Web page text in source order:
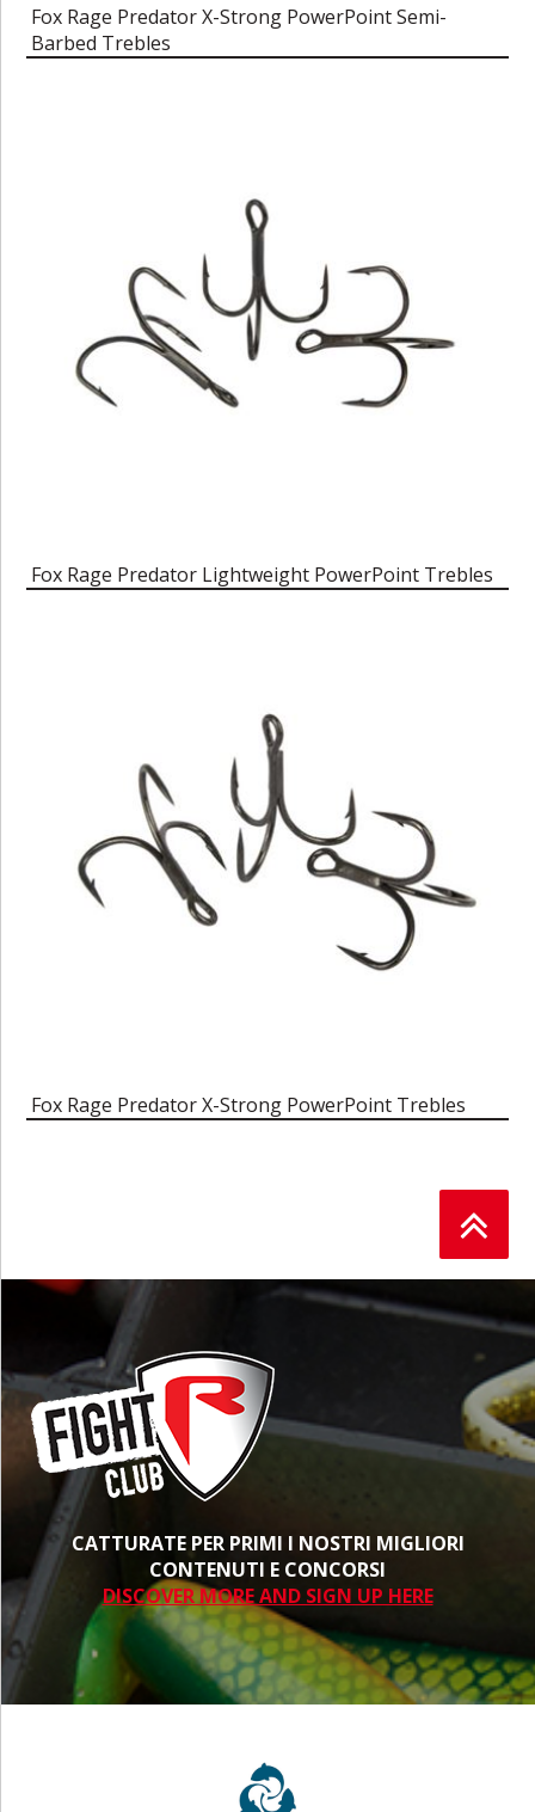
Fox Rage Predator X-Strong PowerPoint Semi-
Barbed Trebles
Fox Rage Predator Lightweight PowerPoint Trebles
Fox Rage Predator X-Strong PowerPoint Trebles
CATTURATE PER PRIMI I NOSTRI MIGLIORI
CONTENUTI E CONCORSI
DISCOVER MORE AND SIGN UP HERE